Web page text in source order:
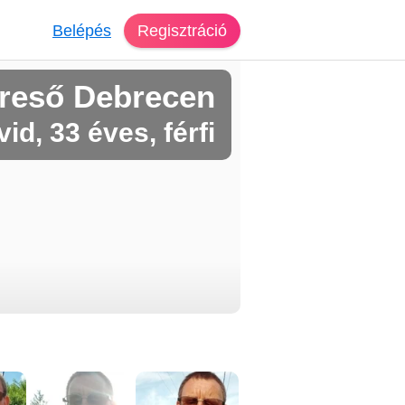
Belépés Regisztráció
Debrecen
33 éves, férfi